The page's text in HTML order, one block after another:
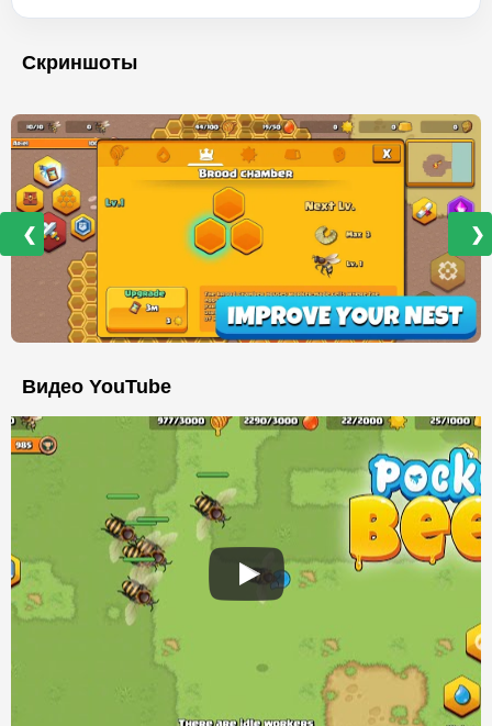
Скриншоты
❮ ❯
Видео YouTube